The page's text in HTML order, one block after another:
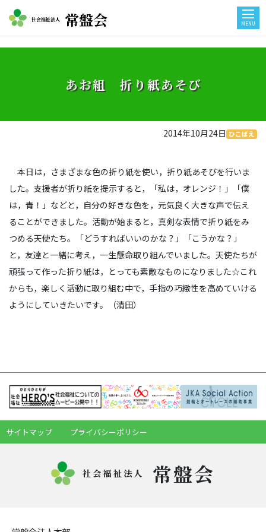
社会福祉法人 常盤会 MENU
あお組 折り紙あそび
2014年10月24日 ひこばえ
本日は，さまざまな色の折り紙を使い，折り紙あそびを行いま
した。支援者が折り紙を提示すると，「私は，オレンジ！」「僕
は，青！」などと，自分の好きな色を，元気良く大きな声で伝え
ることができました。活動が始まると，真剣な表情で折り紙をみ
つめる天使たち。「どうすればいいのかな？」「こうかな？」
と，友達と一緒に考え，一生懸命取り組んでいました。天使たちが
頑張って作った折り紙は，とっても素敵なものになりました☆これ
からも，楽しく活動に取り組む中で，手指の巧緻性を高めていける
ようにしていきたいです。（清田）
サイトマップ プライバシーポリシー
社会福祉法人 常盤会